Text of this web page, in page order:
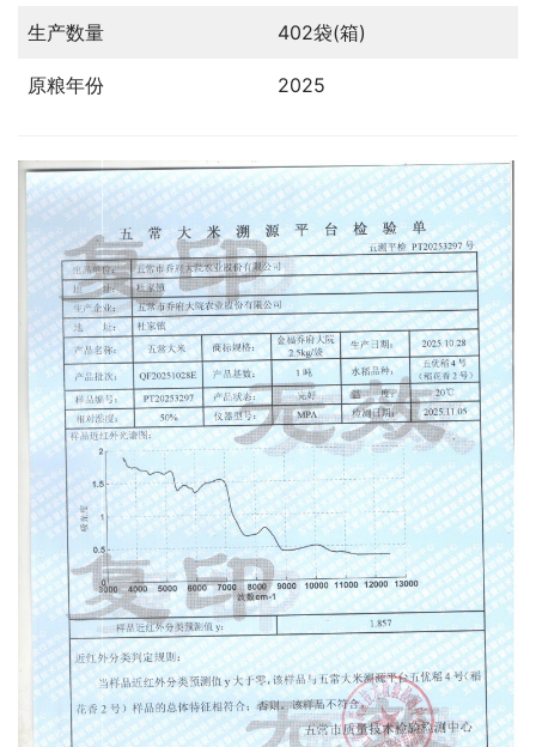
生产数量 402袋(箱)
原粮年份 2025